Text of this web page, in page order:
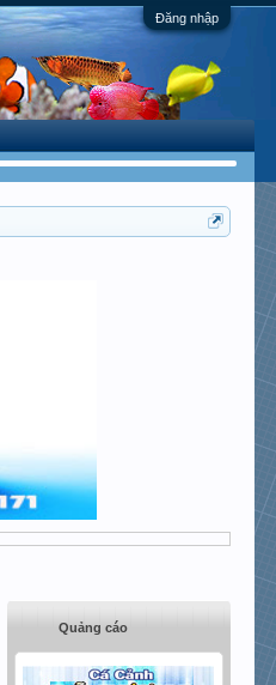
Đăng nhập
Quảng cáo